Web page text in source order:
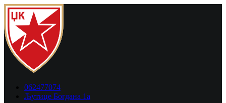
062477074
Љутице Богдана 1а